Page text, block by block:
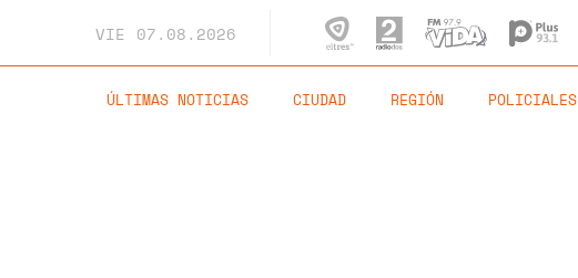
VIE 07.08.2026
ÚLTIMAS NOTICIAS CIUDAD REGIÓN POLICIALES